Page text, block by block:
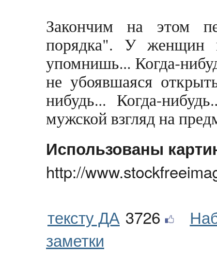
Закончим на этом
порядка". У женщин
упомнишь... Когда-
не убоявшаяся
нибудь... Когда-
мужской взгляд на
Использованы
http://
тексту ДА 3726
заметки